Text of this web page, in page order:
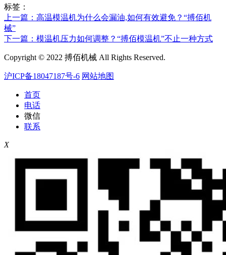
标签：
上一篇：高温模温机为什么会漏油,如何有效避免？“搏佰机
械”
下一篇：模温机压力如何调整？“搏佰模温机”不止一种方式
Copyright © 2022 搏佰机械 All Rights Reserved.
沪ICP备18047187号-6 网站地图
首页
电话
微信
联系
X